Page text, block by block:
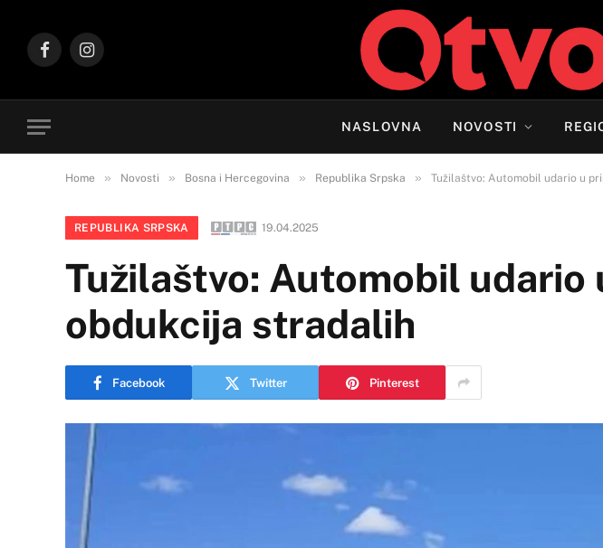
FacebookInstagram
NASLOVNA NOVOSTI
Home » Novosti » Bosna i Hercegovina » Republika Srpska » Tužilaštvo: Automobil udario u
REPUBLIKA SRPSKA 19.04.2025
Tužilaštvo: Automobil udario
obdukcija stradalih
Facebook Twitter Pinterest